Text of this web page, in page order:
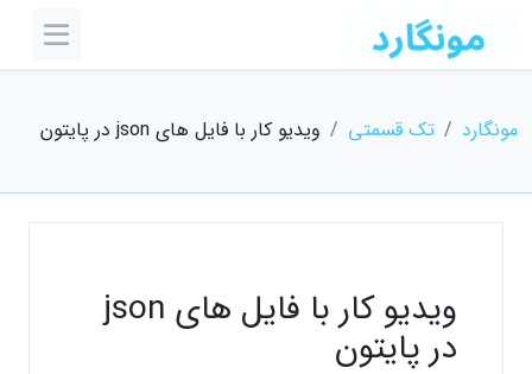
مونگارد تک قسمتی ویدیو کار با فایل های json در پایتون
ویدیو کار با فایل های json
در پایتون